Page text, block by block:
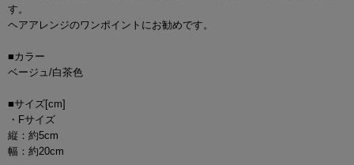
す。
ヘアアレンジのワンポイントにお勧めです。
■カラー
ベージュ/白茶色
■サイズ[cm]
・Fサイズ
縦：約5cm
幅：約20cm